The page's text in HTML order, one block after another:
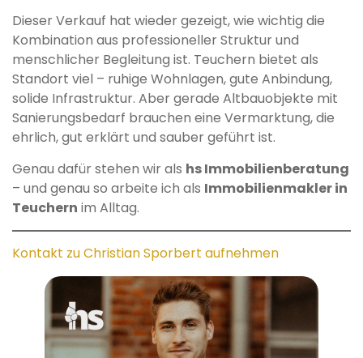
Dieser Verkauf hat wieder gezeigt, wie wichtig die
Kombination aus professioneller Struktur und
menschlicher Begleitung ist. Teuchern bietet als
Standort viel – ruhige Wohnlagen, gute Anbindung,
solide Infrastruktur. Aber gerade Altbauobjekte mit
Sanierungsbedarf brauchen eine Vermarktung, die
ehrlich, gut erklärt und sauber geführt ist.
Genau dafür stehen wir als hs Immobilienberatung
– und genau so arbeite ich als Immobilienmakler in
Teuchern im Alltag.
Kontakt zu Christian Sporbert aufnehmen